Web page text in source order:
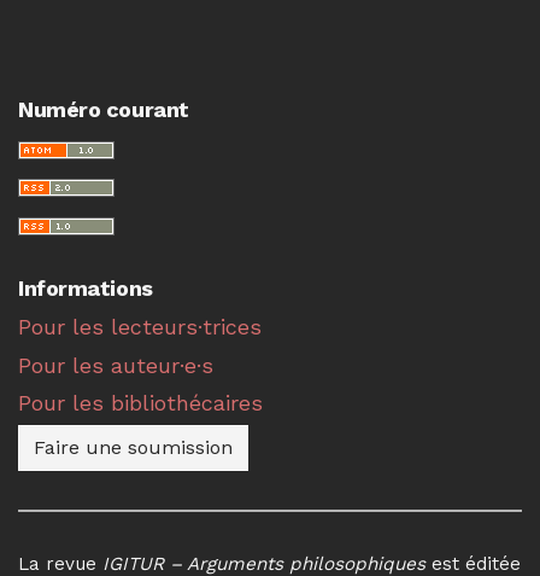
Numéro courant
Informations
Pour les lecteurs·trices
Pour les auteur·e·s
Pour les bibliothécaires
Faire une soumission
La revue IGITUR – Arguments philosophiquesest éditée